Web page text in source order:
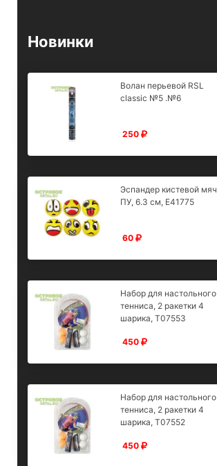
Новинки
Волан перьевой RSL
classic №5 .№6
250
Эспандер кистевой мяч
ПУ, 6.3 см, E41775
60
Набор для настольного
тенниса, 2 ракетки 4
шарика, T07553
450
Набор для настольного
тенниса, 2 ракетки 4
шарика, T07552
450